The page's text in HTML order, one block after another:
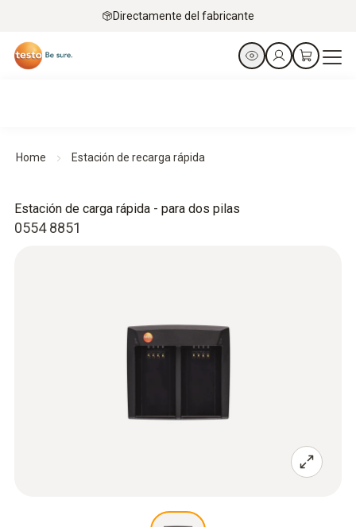
Directamente del fabricante
Home Estación de recarga rápida
0554 8851
Estación de carga rápida - para dos pilas